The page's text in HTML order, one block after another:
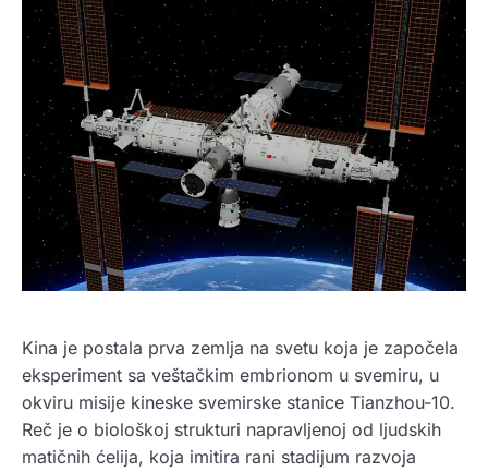
Kina je postala prva zemlja na svetu koja je započela
eksperiment sa veštačkim embrionom u svemiru, u
okviru misije kineske svemirske stanice Tianzhou-10.
Reč je o biološkoj strukturi napravljenoj od ljudskih
matičnih ćelija, koja imitira rani stadijum razvoja